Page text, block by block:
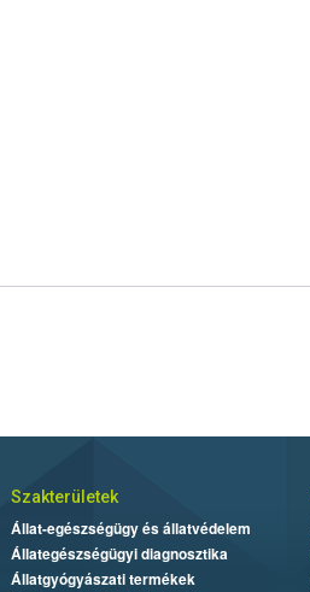
Szakterületek
Állat-egészségügy és állatvédelem
Állategészségügyi diagnosztika
Állatgyógyászati termékek